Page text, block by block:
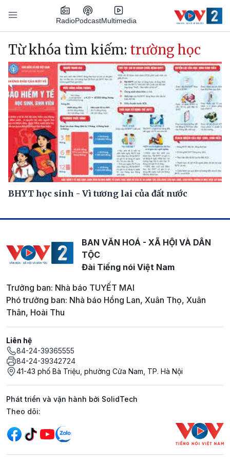
Nhảy đến nội dung
RadioPodcastMultimedia
Main navigation
Từ khóa tìm kiếm: trường học
BHYT học sinh - Vì tương lai của đất nước
BAN VĂN HOÁ - XÃ HỘI VÀ DÂN
TỘC
Đài Tiếng nói Việt Nam
Trưởng ban: Nhà báo TUYẾT MAI
Phó trưởng ban: Nhà báo Hồng Lan, Xuân Thọ, Xuân
Thân, Hoài Thu
Liên hệ
84-24-39365555
84-24-39342724
41-43 phố Bà Triệu, phường Cửa Nam, TP. Hà Nội
Phát triển và vận hành bởi SolidTech
Mạng xã hội
Theo dõi: